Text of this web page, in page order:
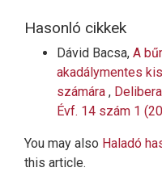
Hasonló cikkek
Dávid Bacsa, A
akadálymentes
számára ,
Évf. 14 szám 1
You may also Haladó
this article.